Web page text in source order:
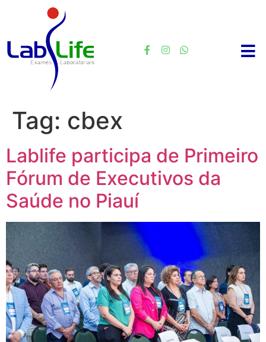
Tag: cbex
Lablife participa de Primeiro
Fórum de Executivos da
Saúde no Piauí